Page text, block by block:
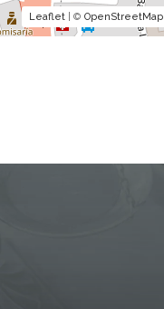
Leaflet | ©OpenStreetMap